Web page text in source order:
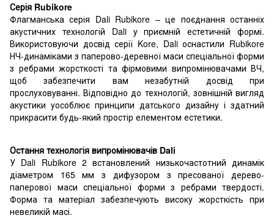
Серія Rubikore
Флагманська серія Dali Rubikore – це поєднання останніх
акустичних технологій Dali у приємній естетичній формі.
Використовуючи досвід серії Kore, Dali оснастили Rubikore
НЧ-динаміками з паперово-деревної маси спеціальної форми
з ребрами жорсткості та фірмовими випромінювачами ВЧ,
щоб забезпечити вам незабутній досвід при
прослуховуванні. Відповідно до технологій, зовнішній вигляд
акустики уособлює принципи датського дизайну і здатний
прикрасити будь-який простір елементом естетики.
Остання технологія випромінювачів Dali
У Dali Rubikore 2 встановлений низькочастотний динамік
діаметром 165 мм з дифузором з пресованої дерево-
паперової маси спеціальної форми з ребрами твердості.
Форма та матеріал забезпечують високу жорсткість при
невеликій масі.